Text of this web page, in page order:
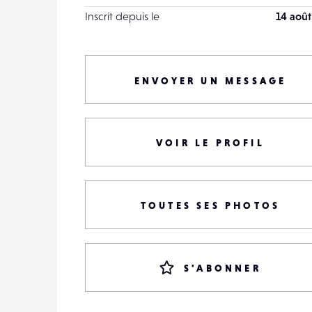
Inscrit depuis le
14
ENVOYER UN MESSAGE
VOIR LE PROFIL
TOUTES SES PHOTOS
S'ABONNER